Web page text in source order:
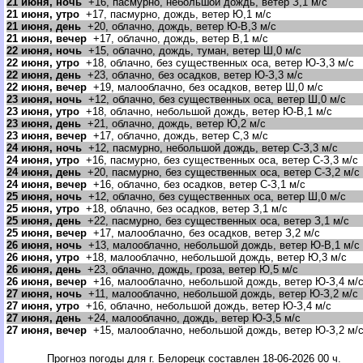
21 июня, утро +17, пасмурно, дождь, ветер Ю,1 м/с
21 июня, день +20, облачно, дождь, ветер Ю-В,3 м/с
21 июня, вечер +17, облачно, дождь, ветер В,1 м/с
22 июня, ночь +15, облачно, дождь, туман, ветер Ш,0 м/с
22 июня, утро +18, облачно, без существенных оса, ветер Ю-З,3 м/с
22 июня, день +23, облачно, без осадков, ветер Ю-З,3 м/с
22 июня, вечер +19, малооблачно, без осадков, ветер Ш,0 м/с
23 июня, ночь +12, облачно, без существенных оса, ветер Ш,0 м/с
23 июня, утро +18, облачно, небольшой дождь, ветер Ю-В,1 м/с
23 июня, день +21, облачно, дождь, ветер Ю,2 м/с
23 июня, вечер +17, облачно, дождь, ветер С,3 м/с
24 июня, ночь +12, пасмурно, небольшой дождь, ветер С-З,3 м/с
24 июня, утро +16, пасмурно, без существенных оса, ветер С-З,3 м/с
24 июня, день +20, пасмурно, без существенных оса, ветер С-З,2 м/с
24 июня, вечер +16, облачно, без осадков, ветер С-З,1 м/с
25 июня, ночь +12, облачно, без существенных оса, ветер Ш,0 м/с
25 июня, утро +18, облачно, без осадков, ветер З,1 м/с
25 июня, день +22, пасмурно, без существенных оса, ветер З,1 м/с
25 июня, вечер +17, малооблачно, без осадков, ветер З,2 м/с
26 июня, ночь +13, малооблачно, небольшой дождь, ветер Ю-В,1 м/с
26 июня, утро +18, малооблачно, небольшой дождь, ветер Ю,3 м/с
26 июня, день +23, облачно, дождь, гроза, ветер Ю,5 м/с
26 июня, вечер +16, малооблачно, небольшой дождь, ветер Ю-З,4 м/с
27 июня, ночь +11, малооблачно, небольшой дождь, ветер Ю-З,2 м/с
27 июня, утро +16, облачно, небольшой дождь, ветер Ю-З,4 м/с
27 июня, день +24, малооблачно, дождь, ветер Ю-З,5 м/с
27 июня, вечер +15, малооблачно, небольшой дождь, ветер Ю-З,2 м/с
Прогноз погоды для г. Белорецк составлен 18-06-2026 00 ч.